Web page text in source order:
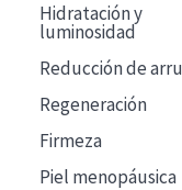
Hidratación y
luminosidad
Reducción de
Regeneración
Firmeza
Piel menopáusica